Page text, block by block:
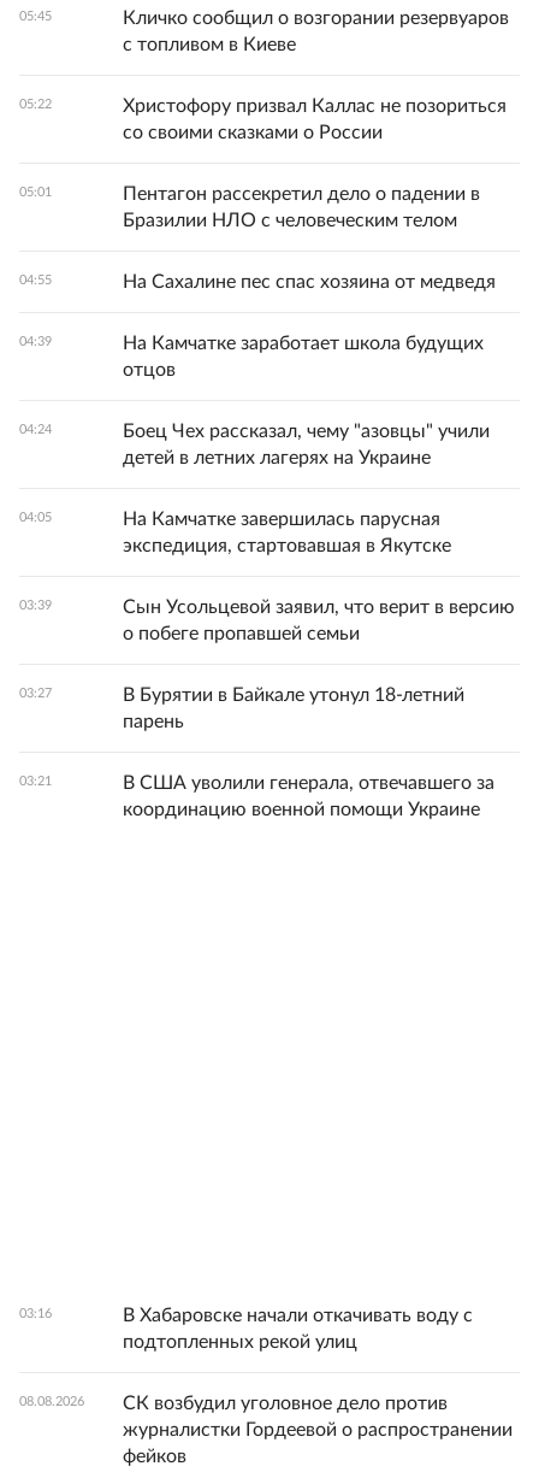
05:45
Кличко сообщил о возгорании резервуаров
с топливом в Киеве
05:22
Христофору призвал Каллас не позориться
со своими сказками о России
05:01
Пентагон рассекретил дело о падении в
Бразилии НЛО с человеческим телом
04:55 На Сахалине пес спас хозяина от медведя
04:39
На Камчатке заработает школа будущих
отцов
04:24
Боец Чех рассказал, чему "азовцы" учили
детей в летних лагерях на Украине
04:05
На Камчатке завершилась парусная
экспедиция, стартовавшая в Якутске
03:39
Сын Усольцевой заявил, что верит в версию
о побеге пропавшей семьи
03:27
В Бурятии в Байкале утонул 18-летний
парень
03:21
В США уволили генерала, отвечавшего за
координацию военной помощи Украине
03:16
В Хабаровске начали откачивать воду с
подтопленных рекой улиц
08.08.2026
СК возбудил уголовное дело против
журналистки Гордеевой о распространении
фейков